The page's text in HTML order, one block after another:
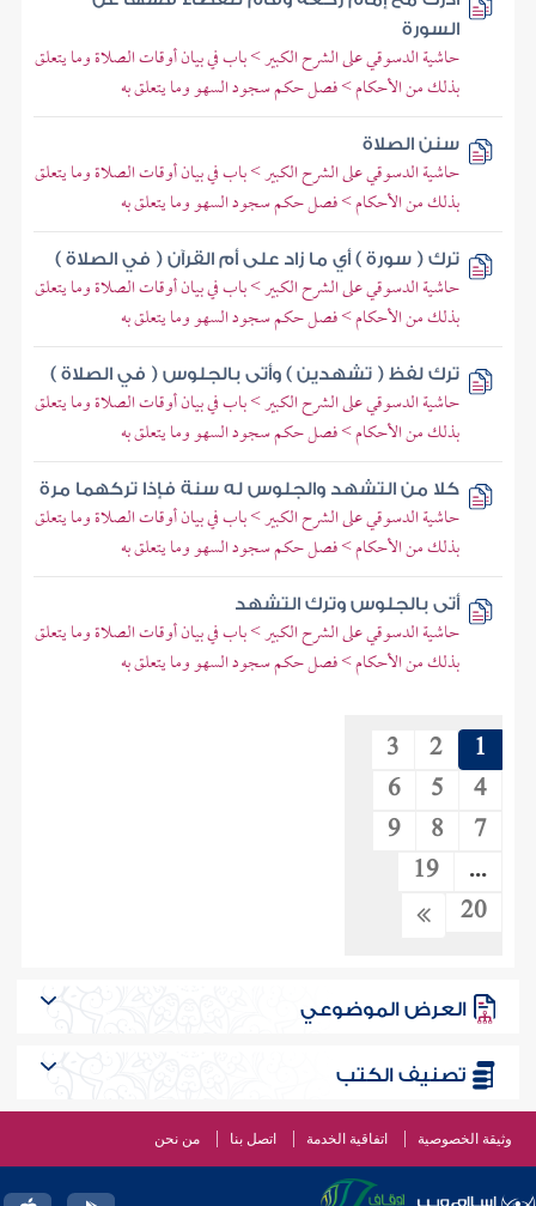
السورة
حاشية الدسوقي على الشرح الكبير > باب في بيان أوقات الصلاة وما يتعلق
بذلك من الأحكام > فصل حكم سجود السهو وما يتعلق به
سنن الصلاة
حاشية الدسوقي على الشرح الكبير > باب في بيان أوقات الصلاة وما يتعلق
بذلك من الأحكام > فصل حكم سجود السهو وما يتعلق به
ترك ( سورة ) أي ما زاد على أم القرآن ( في الصلاة )
حاشية الدسوقي على الشرح الكبير > باب في بيان أوقات الصلاة وما يتعلق
بذلك من الأحكام > فصل حكم سجود السهو وما يتعلق به
ترك لفظ ( تشهدين ) وأتى بالجلوس ( في الصلاة )
حاشية الدسوقي على الشرح الكبير > باب في بيان أوقات الصلاة وما يتعلق
بذلك من الأحكام > فصل حكم سجود السهو وما يتعلق به
كلا من التشهد والجلوس له سنة فإذا تركهما مرة
حاشية الدسوقي على الشرح الكبير > باب في بيان أوقات الصلاة وما يتعلق
بذلك من الأحكام > فصل حكم سجود السهو وما يتعلق به
أتى بالجلوس وترك التشهد
حاشية الدسوقي على الشرح الكبير > باب في بيان أوقات الصلاة وما يتعلق
بذلك من الأحكام > فصل حكم سجود السهو وما يتعلق به
1
2
3
4
5
6
7
8
9
...
19
20
العرض الموضوعي
تصنيف الكتب
وثيقة الخصوصية اتفاقية الخدمة اتصل بنا من نحن